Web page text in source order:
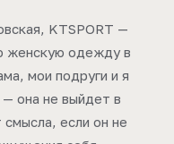
KTSPORT —
женскую одежду в
мои подруги и я
она не выйдет в
если он не